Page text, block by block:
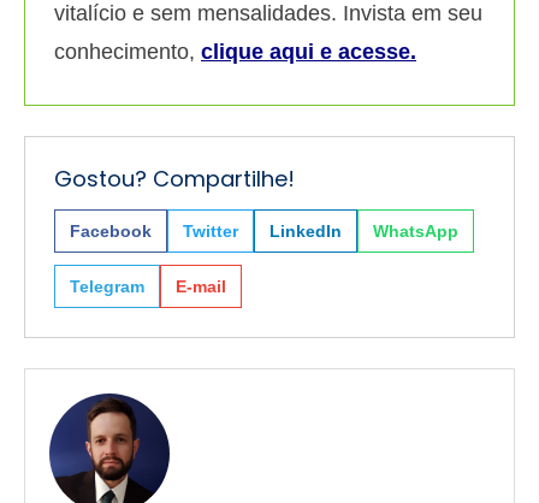
vitalício e sem mensalidades. Invista em seu
conhecimento, clique aqui e acesse.
Gostou? Compartilhe!
Facebook Twitter LinkedIn WhatsApp
Telegram E-mail